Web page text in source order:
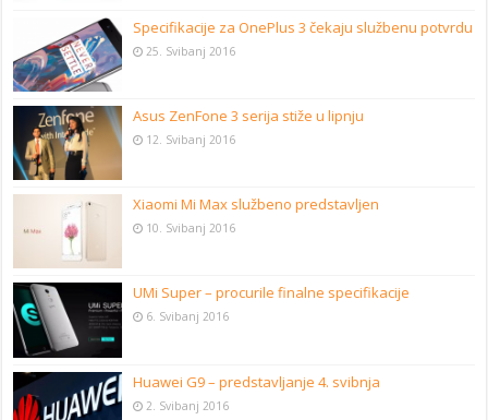
Specifikacije za OnePlus 3 čekaju službenu potvrdu
25. Svibanj 2016
Asus ZenFone 3 serija stiže u lipnju
12. Svibanj 2016
Xiaomi Mi Max službeno predstavljen
10. Svibanj 2016
UMi Super – procurile finalne specifikacije
6. Svibanj 2016
Huawei G9 – predstavljanje 4. svibnja
2. Svibanj 2016